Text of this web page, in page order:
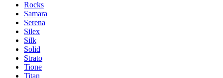
Rocks
Samara
Serena
Silex
Silk
Solid
Strato
Tione
Titan